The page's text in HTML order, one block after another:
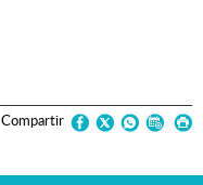
Compartir